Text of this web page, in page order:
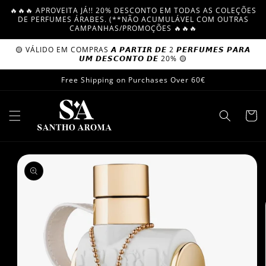
Skip to
content
🔥🔥🔥 APROVEITA JÁ!! 20% DESCONTO EM TODAS AS COLEÇÕES
DE PERFUMES ÁRABES. (**NÃO ACUMULÁVEL COM OUTRAS
CAMPANHAS/PROMOÇÕES 🔥🔥🔥
🟡 VÁLIDO EM COMPRAS 𝘼 𝙋𝘼𝙍𝙏𝙄𝙍 𝘿𝙀 2 𝙋𝙀𝙍𝙁𝙐𝙈𝙀𝙎 𝙋𝘼𝙍𝘼
𝙐𝙈 𝘿𝙀𝙎𝘾𝙊𝙉𝙏𝙊 𝘿𝙀 20% 🟡
Free Shipping on Purchases Over 60€
Cart
product
information